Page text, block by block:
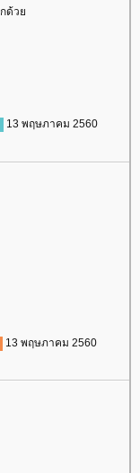
กด้ว
13 พฤษภาคม 2560
13 พฤษภาคม 2560